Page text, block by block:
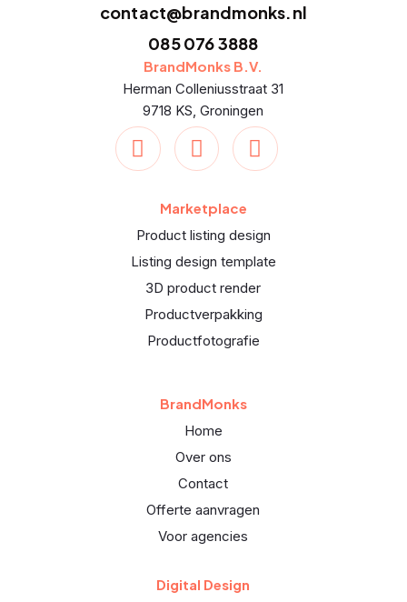
contact@brandmonks.nl
085 076 3888
BrandMonks B.V.
Herman Colleniusstraat 31
9718 KS, Groningen
Marketplace
Product listing design
Listing design template
3D product render
Productverpakking
Productfotografie
BrandMonks
Home
Over ons
Contact
Offerte aanvragen
Voor agencies
Digital Design